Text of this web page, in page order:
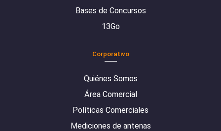
Bases de Concursos
13Go
Corporativo
Quiénes Somos
Área Comercial
Políticas Comerciales
Mediciones de antenas